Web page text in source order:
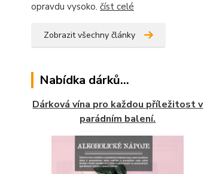
opravdu vysoko. číst celé
Zobrazit všechny články
Nabídka dárků...
Dárková vína pro každou příležitost v
parádním balení.